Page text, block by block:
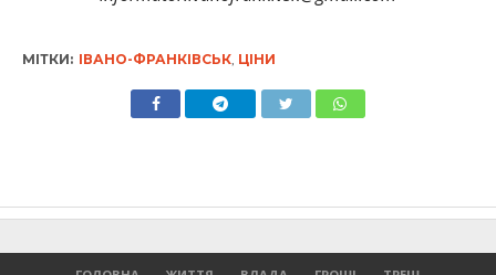
МІТКИ: ІВАНО-ФРАНКІВСЬК, ЦІНИ